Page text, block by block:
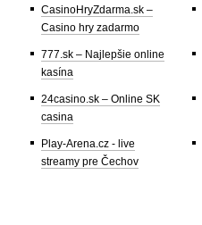
CasinoHryZdarma.sk –
Casino hry zadarmo
777.sk – Najlepšie online
kasína
24casino.sk – Online SK
casina
Play-Arena.cz - live
streamy pre Čechov